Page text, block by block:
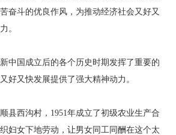
奋斗的优良作风，为推动经济社会又好又
。
国成立后的各个历史时期发挥了重要的
好又快发展提供了强大精神动力。
西沟村，1951年成立了初级农业生产合
妇女下地劳动，让男女同工同酬在这个太